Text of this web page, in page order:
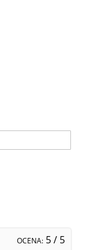
OCENA: 5/ 5